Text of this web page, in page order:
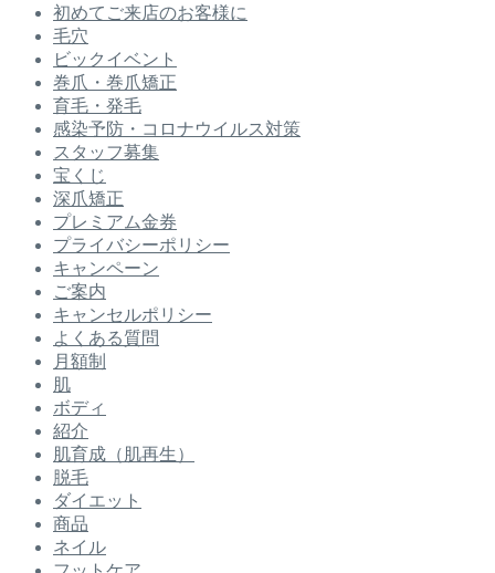
初めてご来店のお客様に
毛穴
ビックイベント
巻爪・巻爪矯正
育毛・発毛
感染予防・コロナウイルス対策
スタッフ募集
宝くじ
深爪矯正
プレミアム金券
プライバシーポリシー
キャンペーン
ご案内
キャンセルポリシー
よくある質問
月額制
肌
ボディ
紹介
肌育成（肌再生）
脱毛
ダイエット
商品
ネイル